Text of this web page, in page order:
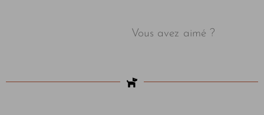
Vous avez aimé ?